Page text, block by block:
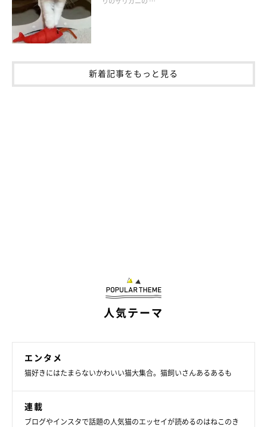
新着記事をもっと見る
人気テーマ
エンタメ
猫好きにはたまらないかわいい猫大集合。猫飼いさんあるあるも
連載
ブログやインスタで話題の人気猫のエッセイが読めるのはねこのき